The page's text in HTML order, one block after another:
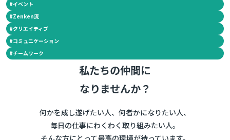
#イベント
#Zenken流
#クリエイティブ
#コミュニケーション
#チームワーク
私たちの仲間に
なりませんか？
何かを成し遂げたい人、何者かになりたい人、
毎日の仕事にわくわく取り組みたい人。
そんな方にとって最高の環境が待っています。